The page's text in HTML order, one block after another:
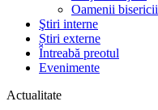
Oamenii bisericii
Ştiri interne
Știri externe
Întreabă preotul
Evenimente
Actualitate